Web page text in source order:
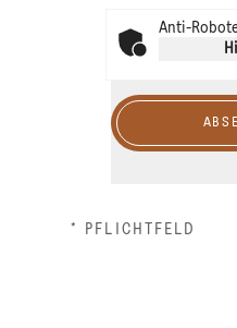
Anti-
* PFLICHTFELD